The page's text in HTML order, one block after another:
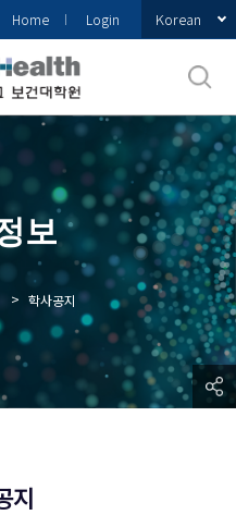
Home Login Korean
보
> 학사공지
지